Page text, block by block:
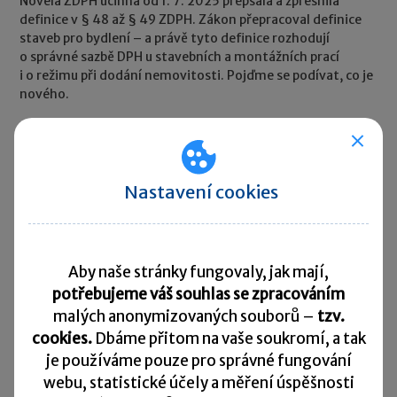
definice v § 48 až § 49 ZDPH. Zákon přepracoval definice
staveb pro bydlení – a právě tyto definice rozhodují
o správné sazbě DPH u stavebních a montážních prací
i o režimu při dodání nemovitosti. Pojďme se podívat, co je
nového.
Nastavení cookies
Aby naše stránky fungovaly, jak mají,
potřebujeme váš souhlas se zpracováním
malých anonymizovaných souborů – tzv.
cookies. Dbáme přitom na vaše soukromí, a tak
je používáme pouze pro správné fungování
webu, statistické účely a měření úspěšnosti